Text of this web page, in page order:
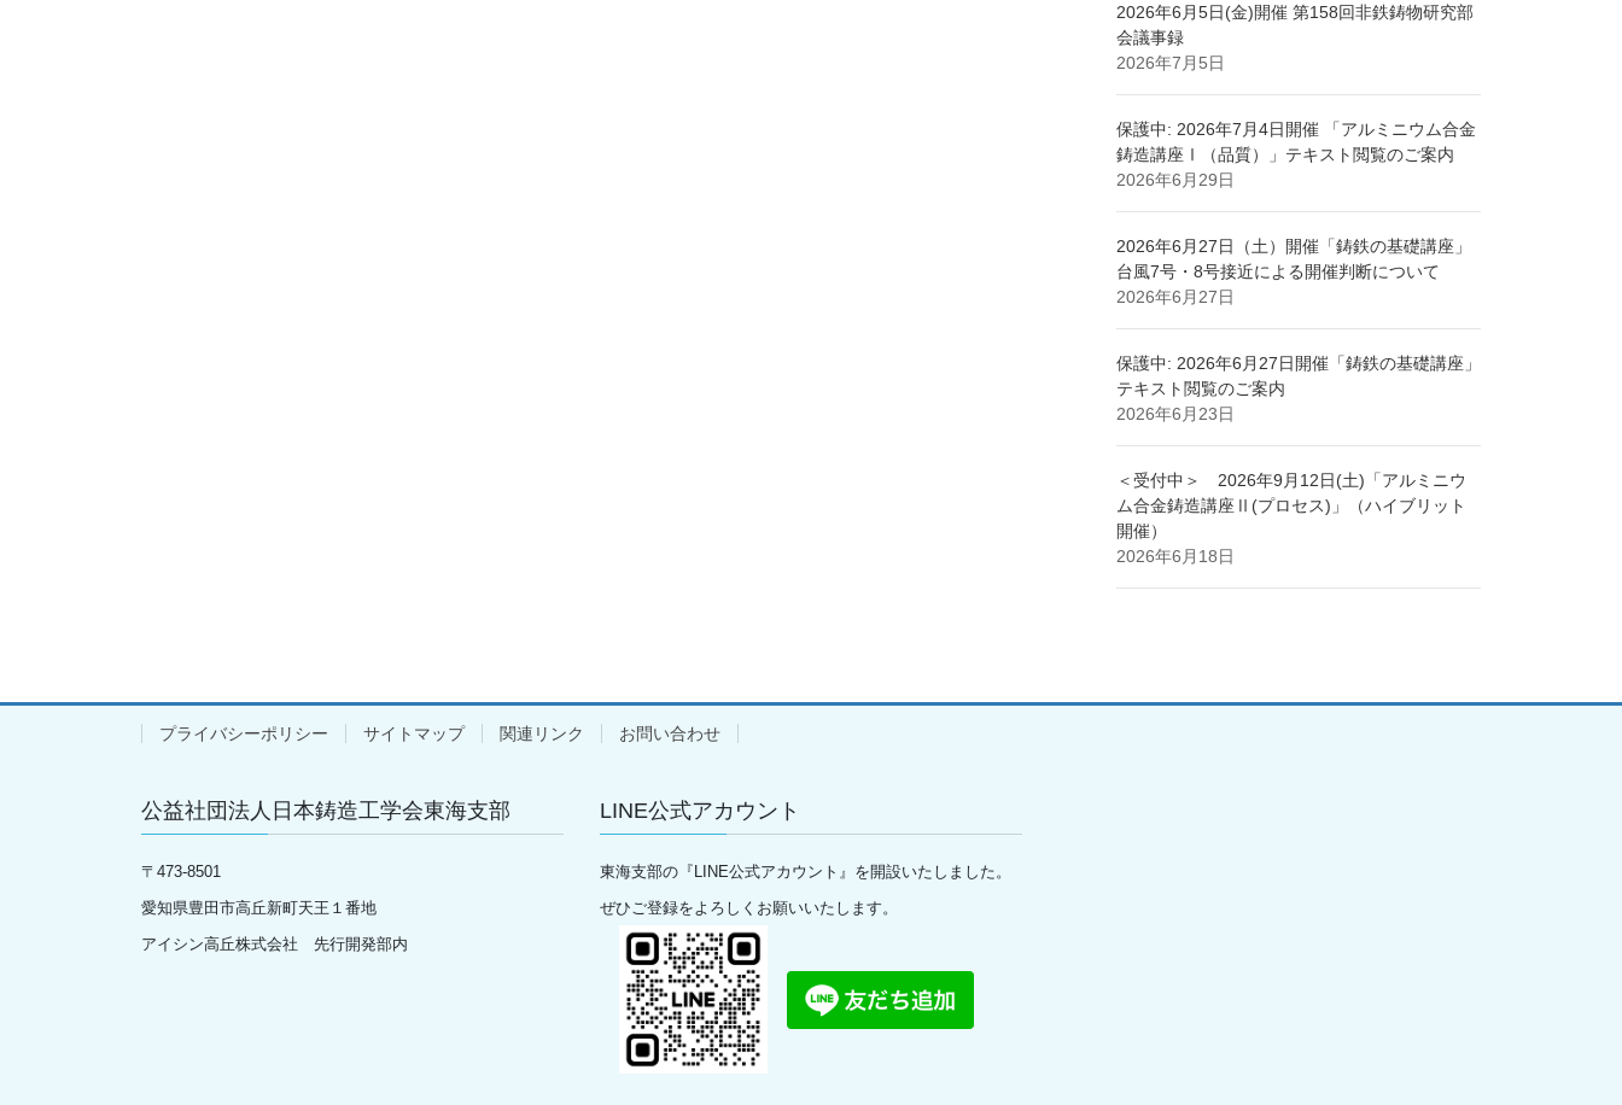
2026年6月5日(金)開催 第158回非鉄鋳物研究部
会議事録
2026年7月5日
保護中: 2026年7月4日開催 「アルミニウム合金
鋳造講座Ⅰ（品質）」テキスト閲覧のご案内
2026年6月29日
2026年6月27日（土）開催「鋳鉄の基礎講座」
台風7号・8号接近による開催判断について
2026年6月27日
保護中: 2026年6月27日開催「鋳鉄の基礎講座」
テキスト閲覧のご案内
2026年6月23日
＜受付中＞ 2026年9月12日(土)「アルミニウ
ム合金鋳造講座Ⅱ(プロセス)」（ハイブリット
開催）
2026年6月18日
プライバシーポリシー サイトマップ 関連リンク お問い合わせ
公益社団法人日本鋳造工学会東海支部
〒 473-8501
愛知県豊田市高丘新町天王１番地
アイシン高丘株式会社 先行開発部内
LINE公式アカウント
東海支部の『LINE公式アカウント』を開設いたしました。
ぜひご登録をよろしくお願いいたします。